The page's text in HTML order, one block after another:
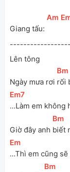
Giang tấu:
[
Am ][
Lên tông
Ngày mưa rơi
[Bm
rối
[Em7
...Làm em không
Giờ đây anh
[Bm
biết
[Em
...Thì em cũng
[Bm